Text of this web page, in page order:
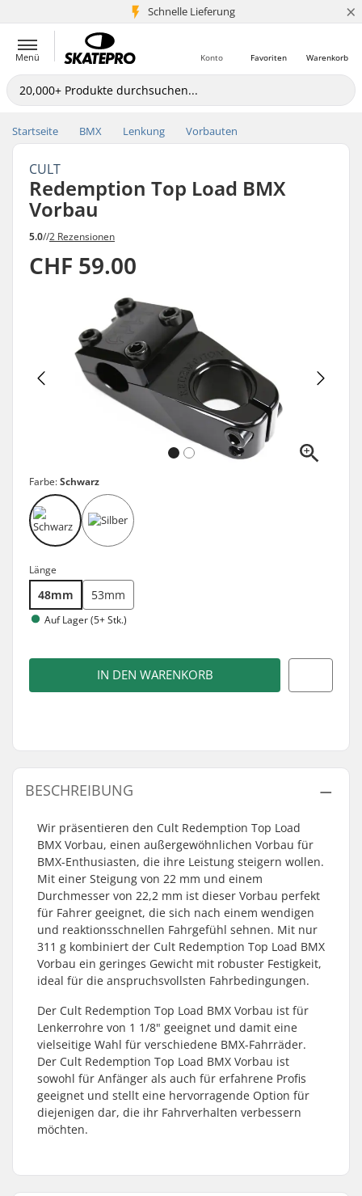
Schnelle Lieferung
5+ Mio. Kunden ×
Menü Warenkorb
Favoriten
Konto
Startseite BMX Lenkung Vorbauten
CULT
Redemption Top Load BMX
Vorbau
5.0//2 Rezensionen
CHF 59.00
Farbe:Schwarz
Länge
48mm 53mm
Auf Lager (5+ Stk.)
IN DEN WARENKORB
BESCHREIBUNG
Wir präsentieren den Cult Redemption Top Load
BMX Vorbau, einen außergewöhnlichen Vorbau für
BMX-Enthusiasten, die ihre Leistung steigern wollen.
Mit einer Steigung von 22 mm und einem
Durchmesser von 22,2 mm ist dieser Vorbau perfekt
für Fahrer geeignet, die sich nach einem wendigen
und reaktionsschnellen Fahrgefühl sehnen. Mit nur
311 g kombiniert der Cult Redemption Top Load BMX
Vorbau ein geringes Gewicht mit robuster Festigkeit,
ideal für die anspruchsvollsten Fahrbedingungen.
Der Cult Redemption Top Load BMX Vorbau ist für
Lenkerrohre von 1 1/8" geeignet und damit eine
vielseitige Wahl für verschiedene BMX-Fahrräder.
Der Cult Redemption Top Load BMX Vorbau ist
sowohl für Anfänger als auch für erfahrene Profis
geeignet und stellt eine hervorragende Option für
diejenigen dar, die ihr Fahrverhalten verbessern
möchten.